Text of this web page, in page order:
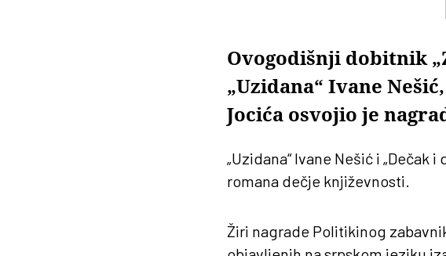
Ovogodišnji dobitnik
„Uzidana“ Ivane
Jocića osvojio je
„Uzidana“ Ivane Nešić i „Dečak
romana dečje književnosti.
Žiri nagrade Politikinog